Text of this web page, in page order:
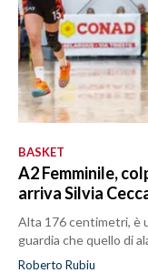
BASKET
A2 Femminile,
arriva Silvia
Alta 176 centimetri, è
guardia che quello di
Roberto Rubiu